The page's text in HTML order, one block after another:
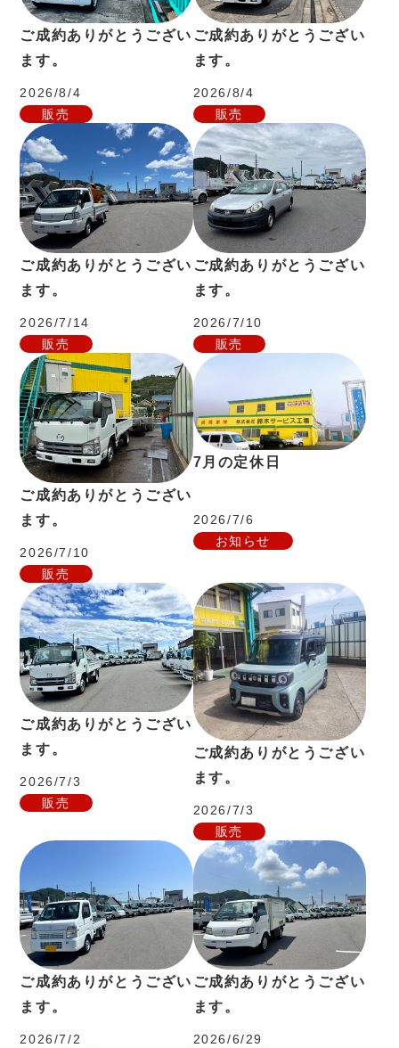
ご成約ありがとうござい
ます。
2026/8/4
販売
ご成約ありがとうござい
ます。
2026/8/4
販売
ご成約ありがとうござい
ます。
2026/7/14
販売
ご成約ありがとうござい
ます。
2026/7/10
販売
ご成約ありがとうござい
ます。
2026/7/10
販売
7月の定休日
2026/7/6
お知らせ
ご成約ありがとうござい
ます。
2026/7/3
販売
ご成約ありがとうござい
ます。
2026/7/3
販売
ご成約ありがとうござい
ます。
2026/7/2
ご成約ありがとうござい
ます。
2026/6/29